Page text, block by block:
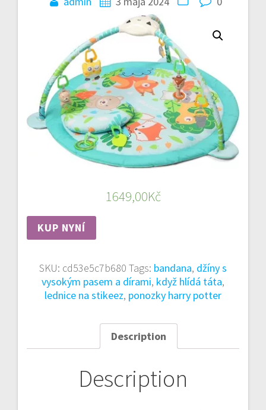
1649,00Kč
KUP NYNÍ
SKU: cd53e5c7b680 Tags: bandana, džíny s
vysokým pasem a dírami, když hlídá táta,
lednice na stikeez, ponozky harry potter
Description
Description